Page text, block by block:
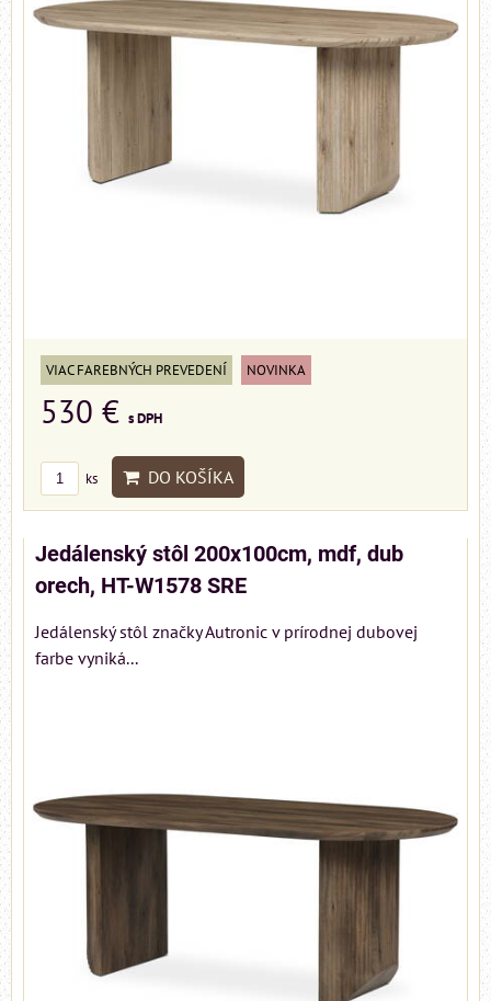
VIAC FAREBNÝCH PREVEDENÍ NOVINKA
530 € s DPH
ks DO KOŠÍKA
Jedálenský stôl 200x100cm, mdf, dub
orech, HT-W1578 SRE
Jedálenský stôl značky Autronic v prírodnej dubovej
farbe vyniká...